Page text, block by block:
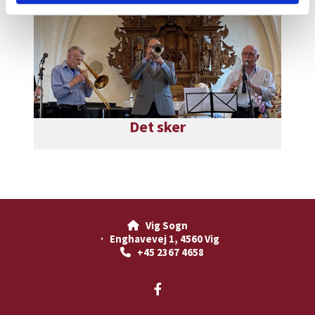
Det sker
 Vig Sogn
· Enghavevej 1, 4560 Vig
+45 2367 4658